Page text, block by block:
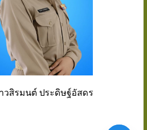
วสิรมนต์ ประดิษฐ์อัสดร